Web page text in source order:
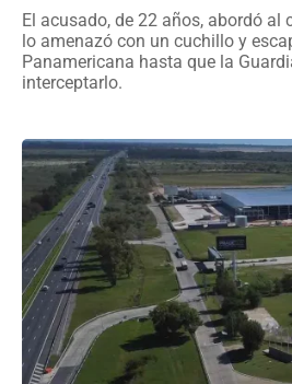
El acusado, de 22 años, abordó al
lo amenazó con un cuchillo y
Panamericana hasta que la
interceptarlo.